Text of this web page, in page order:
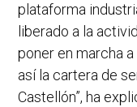
plataforma
liberado a la
poner en marcha
así la cartera de
Castellón”, ha